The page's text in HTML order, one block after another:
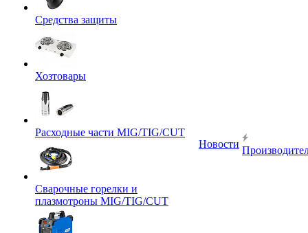
Средства защиты
Хозтовары
Расходные части MIG/TIG/CUT
Сварочные горелки и
плазмотроны MIG/TIG/CUT
Новости